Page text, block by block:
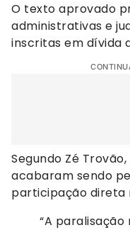
O texto aprovado
administrativas e
inscritas em dívida
Segundo Zé
acabaram sendo
participação direta
“A